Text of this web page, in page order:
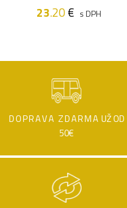
23.20€ s DPH
DOPRAVA ZDARMA UŽ OD
50€